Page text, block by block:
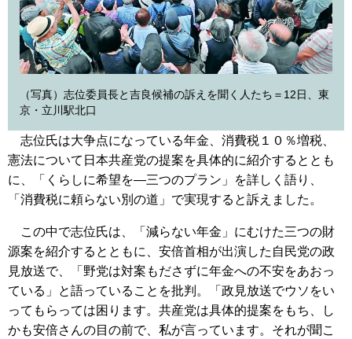
（写真）志位委員長と吉良候補の訴えを聞く人たち＝12日、東
京・立川駅北口
志位氏は大争点になっている年金、消費税１０％増税、
憲法について日本共産党の提案を具体的に紹介するととも
に、「くらしに希望を―三つのプラン」を詳しく語り、
「消費税に頼らない別の道」で実現すると訴えました。
この中で志位氏は、「減らない年金」にむけた三つの財
源案を紹介するとともに、安倍首相が出演した自民党の政
見放送で、「野党は対案もださずに年金への不安をあおっ
ている」と語っていることを批判。「政見放送でウソをい
ってもらっては困ります。共産党は具体的提案をもち、し
かも安倍さんの目の前で、私が言っています。それが聞こ